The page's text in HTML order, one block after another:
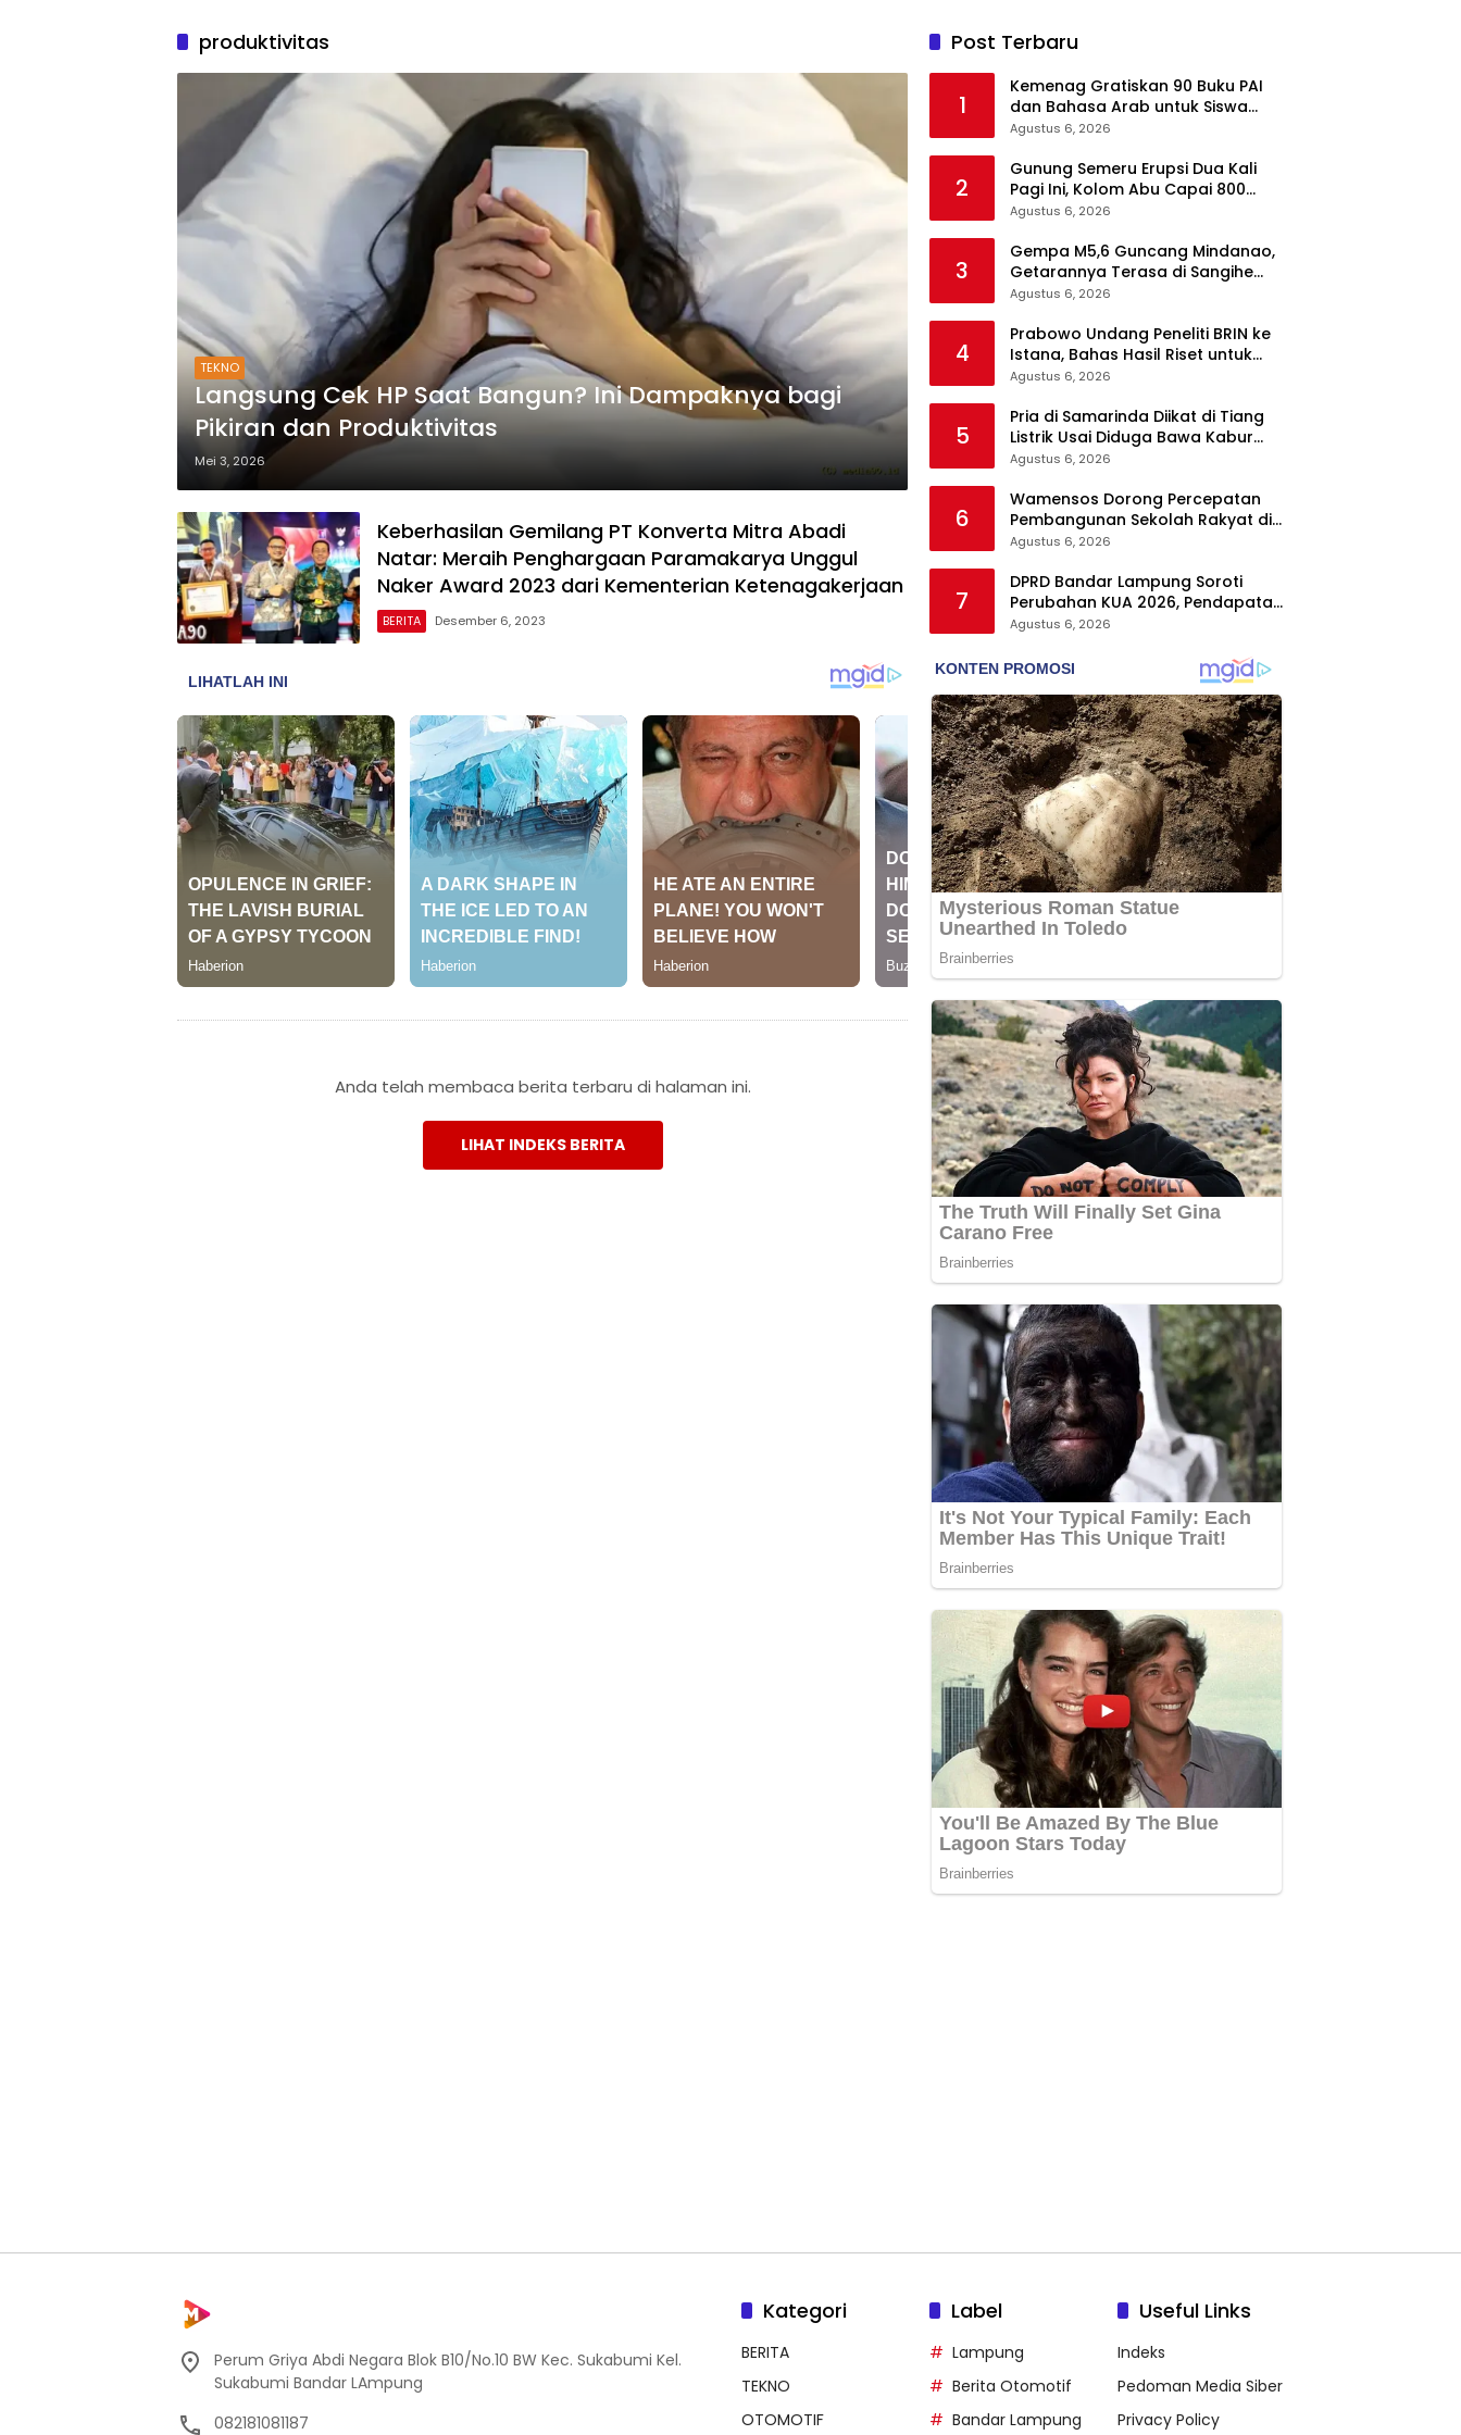
produktivitas
TEKNO
Langsung Cek HP Saat Bangun? Ini Dampaknya bagi
Pikiran dan Produktivitas
Mei 3, 2026
Keberhasilan Gemilang PT Konverta Mitra Abadi
Natar: Meraih Penghargaan Paramakarya Unggul
Naker Award 2023 dari Kementerian Ketenagakerjaan
BERITA Desember 6, 2023
Anda telah membaca berita terbaru di halaman ini.
LIHAT INDEKS BERITA
Post Terbaru
1
Kemenag Gratiskan 90 Buku PAI
dan Bahasa Arab untuk Siswa
Madrasah di Semua Jenjang
Agustus 6, 2026
2
Gunung Semeru Erupsi Dua Kali
Pagi Ini, Kolom Abu Capai 800
Meter
Agustus 6, 2026
3
Gempa M5,6 Guncang Mindanao,
Getarannya Terasa di Sangihe
dan Talaud
Agustus 6, 2026
4
Prabowo Undang Peneliti BRIN ke
Istana, Bahas Hasil Riset untuk
Pangan, Energi, hingga Sampah
Agustus 6, 2026
5
Pria di Samarinda Diikat di Tiang
Listrik Usai Diduga Bawa Kabur
Istri Orang, Kasus Berakhir Damai
Agustus 6, 2026
6
Wamensos Dorong Percepatan
Pembangunan Sekolah Rakyat di
Probolinggo, Kuansing, dan
Agustus 6, 2026
7
DPRD Bandar Lampung Soroti
Perubahan KUA 2026, Pendapatan
Naik tapi Belanja Pembangunan
Agustus 6, 2026
Perum Griya Abdi Negara Blok B10/No.10 BW Kec. Sukabumi Kel.
Sukabumi Bandar LAmpung
082181081187
Kategori
BERITA
TEKNO
OTOMOTIF
Label
Lampung
Berita Otomotif
Bandar Lampung
Useful Links
Indeks
Pedoman Media Siber
Privacy Policy